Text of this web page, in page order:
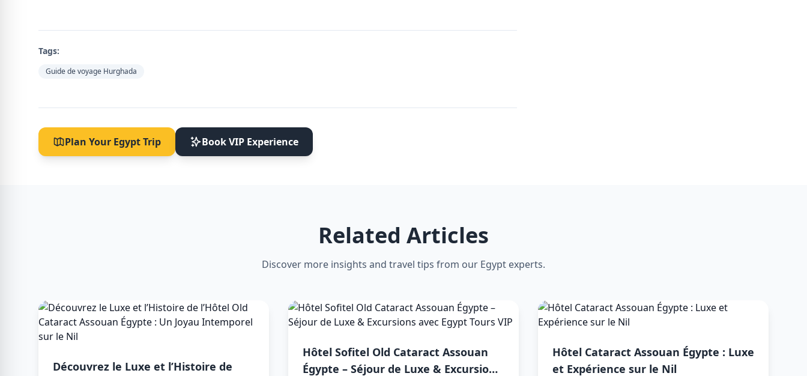
Tags:
Guide de voyage Hurghada
Plan Your Egypt Trip Book VIP Experience
Related Articles
Discover more insights and travel tips from our Egypt experts.
Découvrez le Luxe et l’Histoire de
Hôtel Sofitel Old Cataract Assouan
Égypte – Séjour de Luxe & Excursions
Hôtel Cataract Assouan Égypte : Luxe
et Expérience sur le Nil